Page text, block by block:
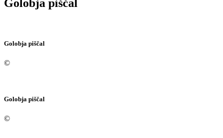
Golobja piščal
Golobja piščal
©
Golobja piščal
©